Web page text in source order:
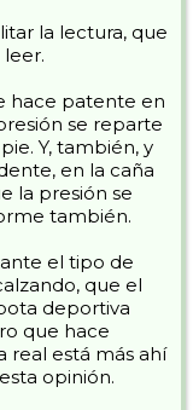
la lectura, que
hace patente en
se reparte
Y, también, y
en la caña
la presión se
también.
el tipo de
que el
deportiva
que hace
real está más ahí
opinión.